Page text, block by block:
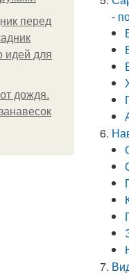
перед
идей для
дождя.
-